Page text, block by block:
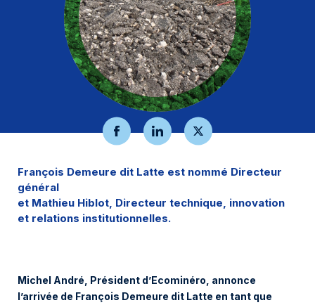
Où déposer mes déchets ?
Réemploi
L’éco-contribution
Aide et contact
Mon espace
François Demeure dit Latte est nommé Directeur
général
et Mathieu Hiblot, Directeur technique, innovation
et relations institutionnelles.
Michel André, Président d’Ecominéro, annonce
l’arrivée de François Demeure dit Latte en tant que